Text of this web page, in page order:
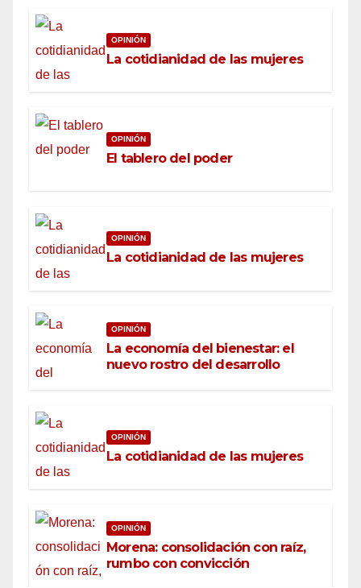
OPINIÓN
La cotidianidad de las mujeres
OPINIÓN
El tablero del poder
OPINIÓN
La cotidianidad de las mujeres
OPINIÓN
La economía del bienestar: el
nuevo rostro del desarrollo
OPINIÓN
La cotidianidad de las mujeres
OPINIÓN
Morena: consolidación con raíz,
rumbo con convicción